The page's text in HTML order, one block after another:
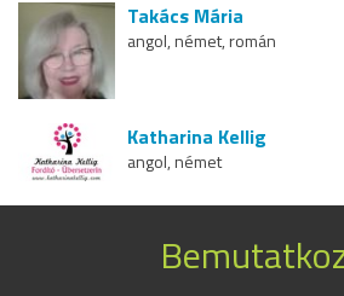
Takács Mária
angol, német, román
Katharina Kellig
angol, német